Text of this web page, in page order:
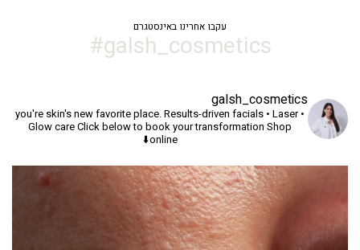
עקבו אחרינו באינסטגרם
galsh_cosmetics#
galsh_cosmetics
you're skin's new favorite place.Results-driven facials • Laser •
Glow careClick below to book your transformation Shop
online⬇️